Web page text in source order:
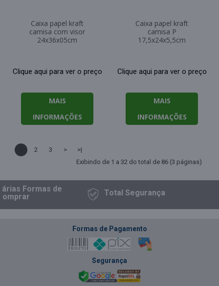
Caixa papel kraft
camisa com visor
24x36x05cm
Clique aqui para ver o preço
MAIS
INFORMAÇÕES
Caixa papel kraft
camisa P
17,5x24x5,5cm
Clique aqui para ver o preço
MAIS
INFORMAÇÕES
2 3 >
>|
Exibindo de 1 a 32 do total de 86 (3 páginas)
Formasde
TotalSegurança
Formas de Pagamento
Segurança